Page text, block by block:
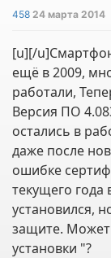
45824 марта 2014
[u][/
ещё в 2009,
работали,
Версия ПО
остались в
даже после
ошибке
текущего года
установился,
защите. Может
установки "?